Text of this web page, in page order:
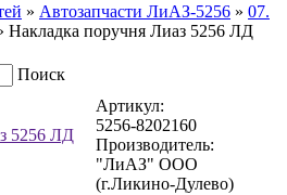
» Автозапчасти ЛиАЗ-5256 » 07.
Накладка поручня Лиаз 5256 ЛД
Поиск
Артикул:
5256-8202160
Производитель:
"ЛиАЗ" ООО
(г.Ликино-Дулево)